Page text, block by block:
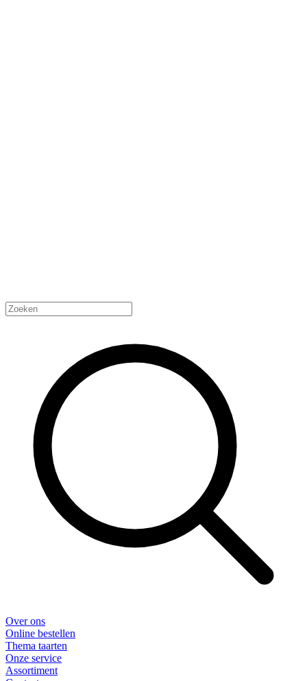
Over ons
Online bestellen
Thema taarten
Onze service
Assortiment